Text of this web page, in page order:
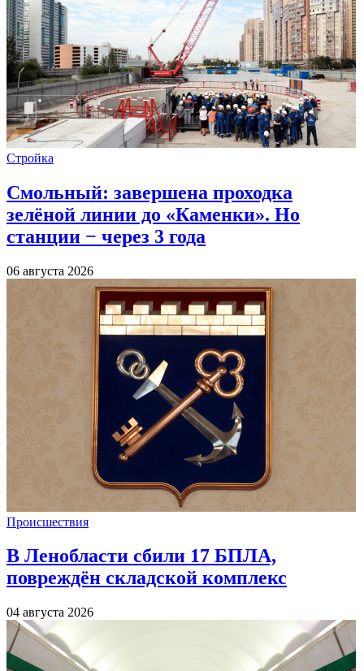
Стройка
Смольный: завершена проходка
зелёной линии до «Каменки». Но
станции − через 3 года
06 августа 2026
Происшествия
В Ленобласти сбили 17 БПЛА,
повреждён складской комплекс
04 августа 2026